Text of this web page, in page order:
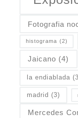
Fotografia
histograma (2)
Jaicano (4)
la endiablada
madrid (3)
Mercedes